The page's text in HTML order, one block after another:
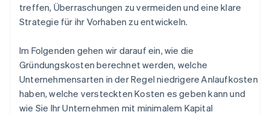
treffen, Überraschungen zu vermeiden und eine klare
Strategie für ihr Vorhaben zu entwickeln.
Im Folgenden gehen wir darauf ein, wie die
Gründungskosten berechnet werden, welche
Unternehmensarten in der Regel niedrigere Anlaufkosten
haben, welche versteckten Kosten es geben kann und
wie Sie Ihr Unternehmen mit minimalem Kapital